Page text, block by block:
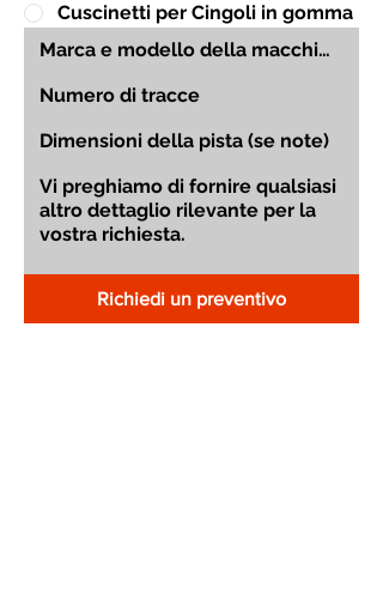
Cuscinetti per Cingoli in gomma
Richiedi un preventivo